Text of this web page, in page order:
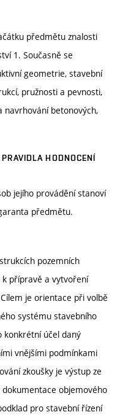
předmětu znalosti
1. Současně se
geometrie, stavební
pružnosti a pevnosti,
navrhování betonových,
HODNOCENÍ
jejího provádění stanoví
předmětu.
pozemních
k přípravě a vytvoření
je orientace při volbě
systému stavebního
konkrétní účel daný
vnějšími podmínkami
zkoušky je výstup ze
objemového
pro stavební řízení